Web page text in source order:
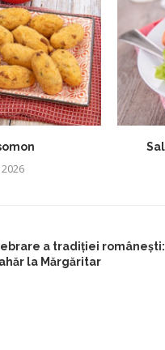
a tradiției
la Mărgăritar